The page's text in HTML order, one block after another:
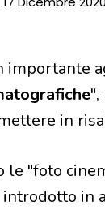
importante
in
le "foto
introdotto